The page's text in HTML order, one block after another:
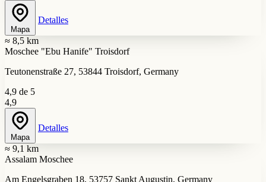
Mapa
Detalles
≈ 8,5 km
Moschee "Ebu Hanife" Troisdorf
Teutonenstraße 27, 53844 Troisdorf, Germany
4,9 de 5
4,9
Mapa
Detalles
≈ 9,1 km
Assalam Moschee
Am Engelsgraben 18, 53757 Sankt Augustin, Germany